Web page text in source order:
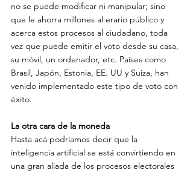
no se puede modificar ni manipular; sino
que le ahorra millones al erario público y
acerca estos procesos al ciudadano, toda
vez que puede emitir el voto desde su casa,
su móvil, un ordenador, etc. Países como
Brasil, Japón, Estonia, EE. UU y Suiza, han
venido implementado este tipo de voto con
éxito.
La otra cara de la moneda
Hasta acá podríamos decir que la
inteligencia artificial se está convirtiendo en
una gran aliada de los procesos electorales